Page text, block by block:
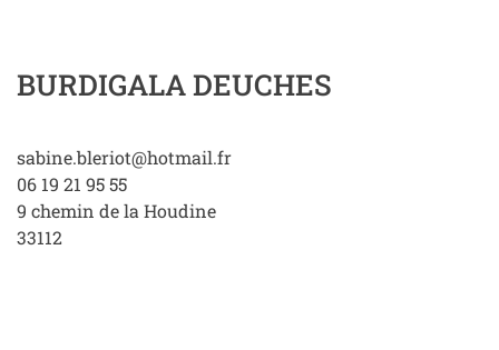
BURDIGALA DEUCHES
sabine.bleriot@hotmail.fr
06 19 21 95 55
9 chemin de la Houdine
33112